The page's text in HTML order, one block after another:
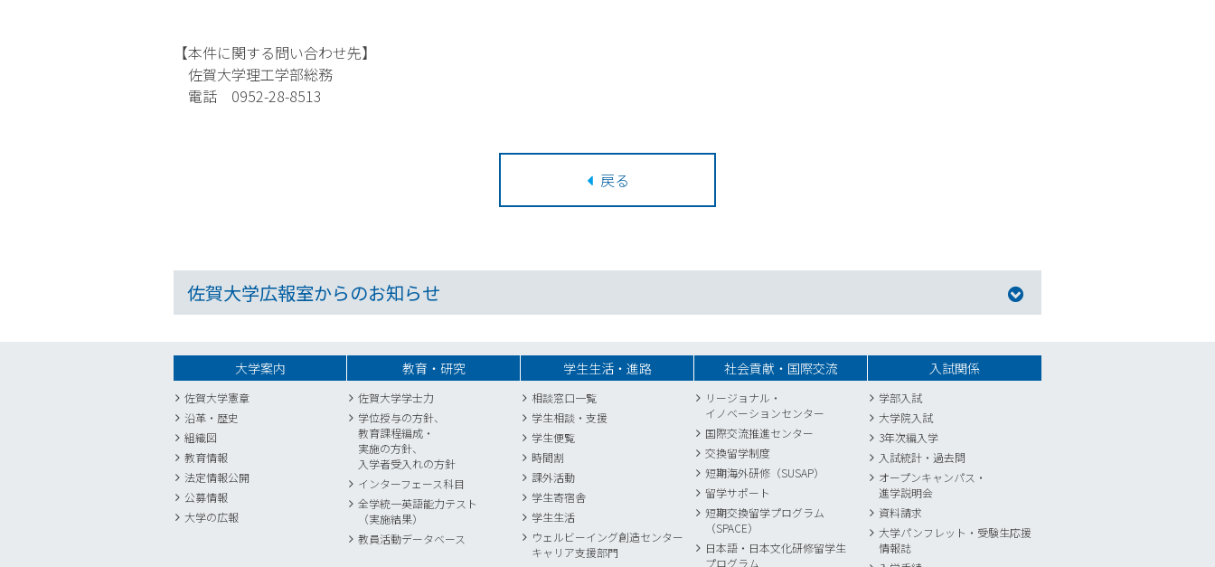
【本件に関する問い合わせ先】
佐賀大学理工学部総務
電話 0952-28-8513
戻る
佐賀大学広報室からのお知らせ
大学案内
佐賀大学憲章
沿革・歴史
組織図
教育情報
法定情報公開
公募情報
大学の広報
教育・研究
佐賀大学学士力
学位授与の方針、
教育課程編成・
実施の方針、
入学者受入れの方針
インターフェース科目
全学統一英語能力テスト
（実施結果）
教員活動データベース
学生生活・進路
相談窓口一覧
学生相談・支援
学生便覧
時間割
課外活動
学生寄宿舎
学生生活
ウェルビーイング創造センター
キャリア支援部門
社会貢献・国際交流
リージョナル・
イノベーションセンター
国際交流推進センター
交換留学制度
短期海外研修（SUSAP）
留学サポート
短期交換留学プログラム
（SPACE）
日本語・日本文化研修留学生
プログラム
入試関係
学部入試
大学院入試
3年次編入学
入試統計 ・ 過去問
オープンキャンパス・
進学説明会
資料請求
大学パンフレット・受験生応援
情報誌